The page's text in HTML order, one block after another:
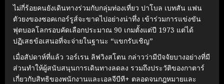
ไม่กี่ร้อยคนยังเดินทางร่วมกับกลุ่มท่องเที่ยว ปาโบล เบทสัน แฟน
ตัวยงของซอคเกอร์รูส์จะขาดไปอย่างน่าทึ่ง เข้าร่วมการแข่งขัน
ฟุตบอลโลกรอบคัดเลือกประมาณ 90 เกมตั้งแต่ปี 1973 แต่ได้
ปฏิเสธข้อเสนอที่จะจ่ายในฐานะ “แขกรับเชิญ”
เมื่อสัปดาห์ที่แล้ว วอร์เรน ลิฟวิงสโตน กล่าวว่ามีปัจจัยบางอย่างที่มี
ส่วนทำให้ผู้สนับสนุนการเดินทางลดลง รวมถึงประวัติของกาตาร์
เกี่ยวกับสิทธิของพนักงานและเอลจีบีที+ ตลอดจนกฎหมายและ